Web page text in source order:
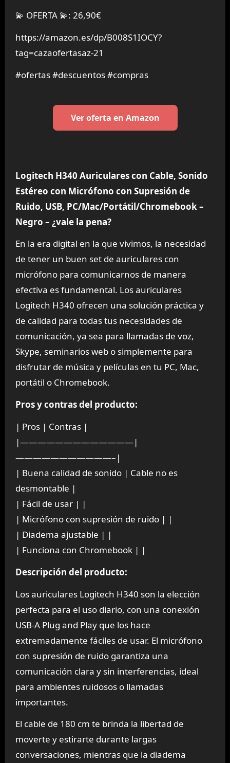
💫 OFERTA 💫: 26,90€
https://amazon.es/dp/B008S1IOCY?
tag=cazaofertasaz-21
#ofertas #descuentos #compras
Ver oferta en Amazon
Logitech H340 Auriculares con Cable, Sonido
Estéreo con Micrófono con Supresión de
Ruido, USB, PC/Mac/Portátil/Chromebook –
Negro – ¿vale la pena?
En la era digital en la que vivimos, la necesidad
de tener un buen set de auriculares con
micrófono para comunicarnos de manera
efectiva es fundamental. Los auriculares
Logitech H340 ofrecen una solución práctica y
de calidad para todas tus necesidades de
comunicación, ya sea para llamadas de voz,
Skype, seminarios web o simplemente para
disfrutar de música y películas en tu PC, Mac,
portátil o Chromebook.
Pros y contras del producto:
| Pros | Contras |
|—————————————|
———————————–|
| Buena calidad de sonido | Cable no es
desmontable |
| Fácil de usar | |
| Micrófono con supresión de ruido | |
| Diadema ajustable | |
| Funciona con Chromebook | |
Descripción del producto:
Los auriculares Logitech H340 son la elección
perfecta para el uso diario, con una conexión
USB-A Plug and Play que los hace
extremadamente fáciles de usar. El micrófono
con supresión de ruido garantiza una
comunicación clara y sin interferencias, ideal
para ambientes ruidosos o llamadas
importantes.
El cable de 180 cm te brinda la libertad de
moverte y estirarte durante largas
conversaciones, mientras que la diadema